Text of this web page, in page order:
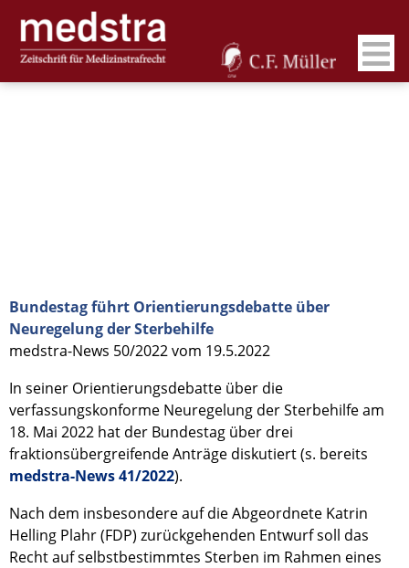
Bundestag führt Orientierungsdebatte über
Neuregelung der Sterbehilfe
medstra-News 50/2022 vom 19.5.2022
In seiner Orientierungsdebatte über die
verfassungskonforme Neuregelung der Sterbehilfe am
18. Mai 2022 hat der Bundestag über drei
fraktionsübergreifende Anträge diskutiert (s. bereits
medstra-News 41/2022).
Nach dem insbesondere auf die Abgeordnete Katrin
Helling Plahr (FDP) zurückgehenden Entwurf soll das
Recht auf selbstbestimmtes Sterben im Rahmen eines